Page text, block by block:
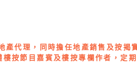
代理，同時擔任地產銷售及按揭
按節目嘉賓及樓按專欄作者，定